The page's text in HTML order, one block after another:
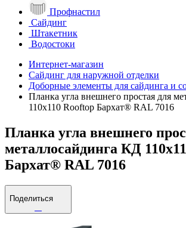
Профнастил
Сайдинг
Штакетник
Водостоки
Интернет-магазин
Сайдинг для наружной отделки
Доборные элементы для сайдинга и
Планка угла внешнего простая для
110х110 Rooftop Бархат® RAL 7016
Планка угла внешнего
металлосайдинга КД
Бархат® RAL 7016
Поделиться